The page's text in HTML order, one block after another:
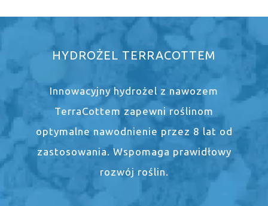
HYDROŻEL TERRACOTTEM
Innowacyjny hydrożel z nawozem
TerraCottem zapewni roślinom
optymalne nawodnienie przez 8 lat od
zastosowania. Wspomaga prawidłowy
rozwój roślin.